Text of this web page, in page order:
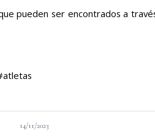
pueden ser encontrados a
14/11/2023